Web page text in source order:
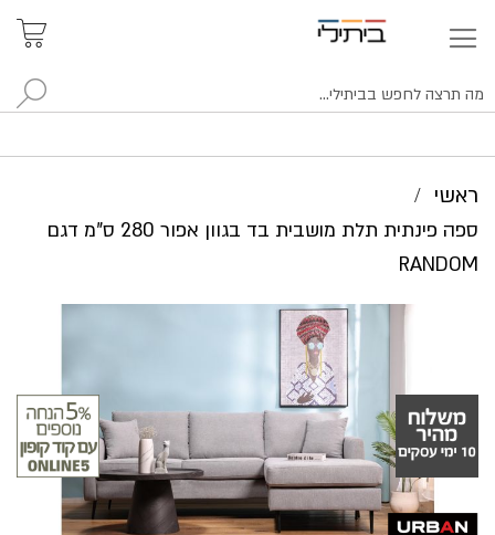
ראשי
ספה פינתית תלת מושבית בד בגוון אפור 280 ס"מ דגם
RANDOM